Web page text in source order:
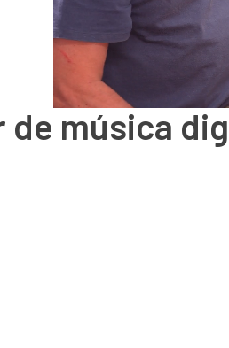
de música